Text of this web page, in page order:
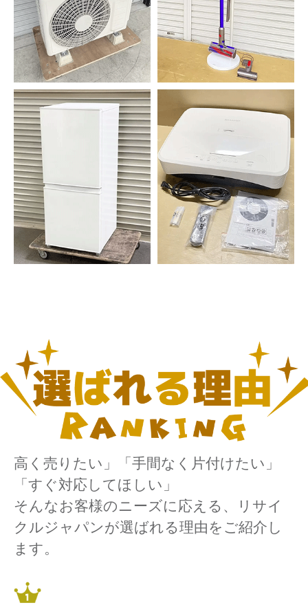
高く売りたい」「手間なく片付けたい」
「すぐ対応してほしい」
そんなお客様のニーズに応える、リサイ
クルジャパンが選ばれる理由をご紹介し
ます。